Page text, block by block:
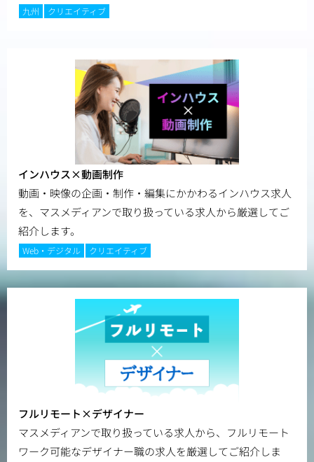
九州 クリエイティブ
インハウス×動画制作
動画・映像の企画・制作・編集にかかわるインハウス求人
を、マスメディアンで取り扱っている求人から厳選してご
紹介します。
Web・デジタル クリエイティブ
フルリモート×デザイナー
マスメディアンで取り扱っている求人から、フルリモート
ワーク可能なデザイナー職の求人を厳選してご紹介しま